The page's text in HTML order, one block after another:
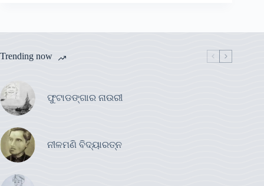
Trending now
ଫୁଟାଡଙ୍ଗାର ନାଉରୀ
ନୀଳମଣି ବିଦ୍ୟାରତ୍ନ